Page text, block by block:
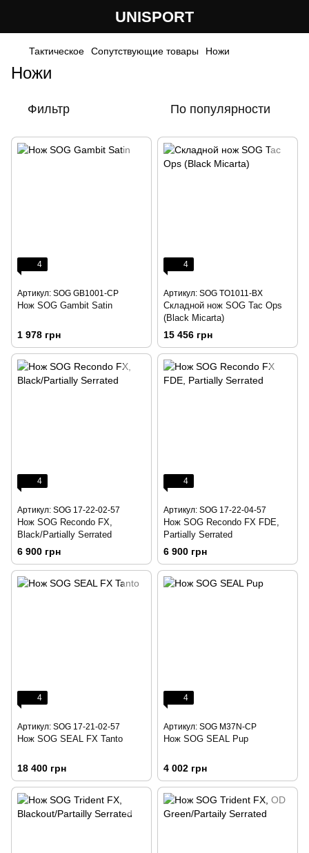
UNISPORT
Тактическое Сопутствующие товары Ножи
Ножи
Фильтр По популярности
4
Артикул: SOG GB1001-CP
Нож SOG Gambit Satin
1 978 грн
4
Артикул: SOG TO1011-BX
Складной нож SOG Tac Ops
(Black Micarta)
15 456 грн
4
Артикул: SOG 17-22-02-57
Нож SOG Recondo FX,
Black/Partially Serrated
6 900 грн
4
Артикул: SOG 17-22-04-57
Нож SOG Recondo FX FDE,
Partially Serrated
6 900 грн
4
Артикул: SOG 17-21-02-57
Нож SOG SEAL FX Tanto
18 400 грн
4
Артикул: SOG M37N-CP
Нож SOG SEAL Pup
4 002 грн